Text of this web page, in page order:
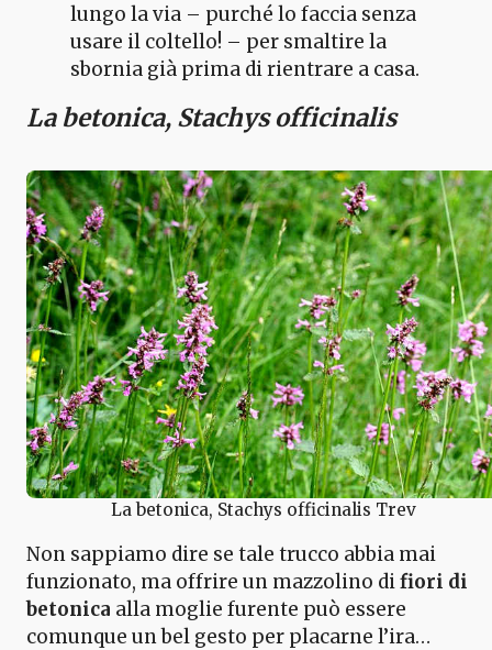
lungo la via – purché lo faccia senza
usare il coltello! – per smaltire la
sbornia già prima di rientrare a casa.
La betonica, Stachys officinalis
La betonica, Stachys officinalis Trev
Non sappiamo dire se tale trucco abbia mai
funzionato, ma offrire un mazzolino difiori di
betonica alla moglie furente può essere
comunque un bel gesto per placarne l’ira…